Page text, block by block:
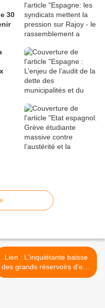
30
Lien : L'inquiétante baisse
des grands réservoirs d'eau
souterrains >